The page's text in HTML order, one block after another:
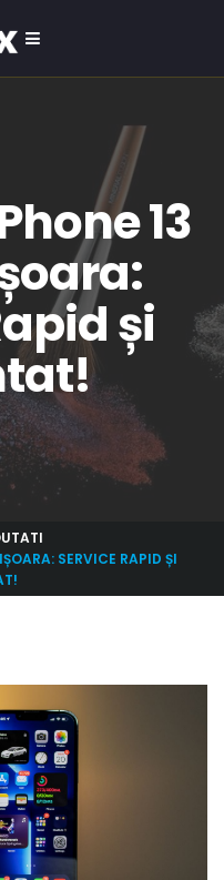
13
și
SERVICE RAPID ȘI